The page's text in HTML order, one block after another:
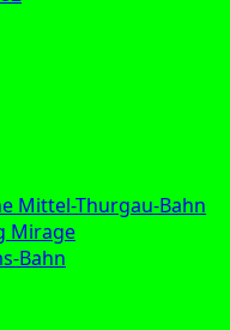
Mittel-Thurgau-Bahn
Mirage
Bahn